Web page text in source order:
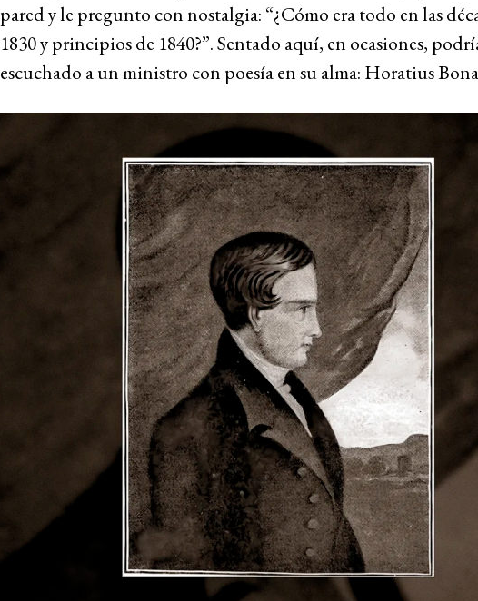
pared y le pregunto con nostalgia: “¿Cómo era todo en las
1830 y principios de 1840?”. Sentado aquí, en ocasiones,
escuchado a un ministro con poesía en su alma: Horatius